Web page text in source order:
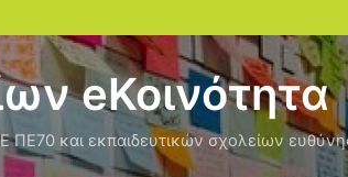
eΚοινότητα
ΠΕ70 και εκπαιδευτικών σχολείων